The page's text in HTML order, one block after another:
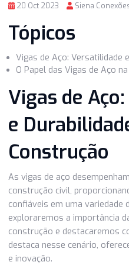
20 Oct 2023
Tópicos
Vigas de Aço:
O Papel das Vigas de
Vigas de
e
Construção
As vigas de aço
construção civil,
confiáveis em uma